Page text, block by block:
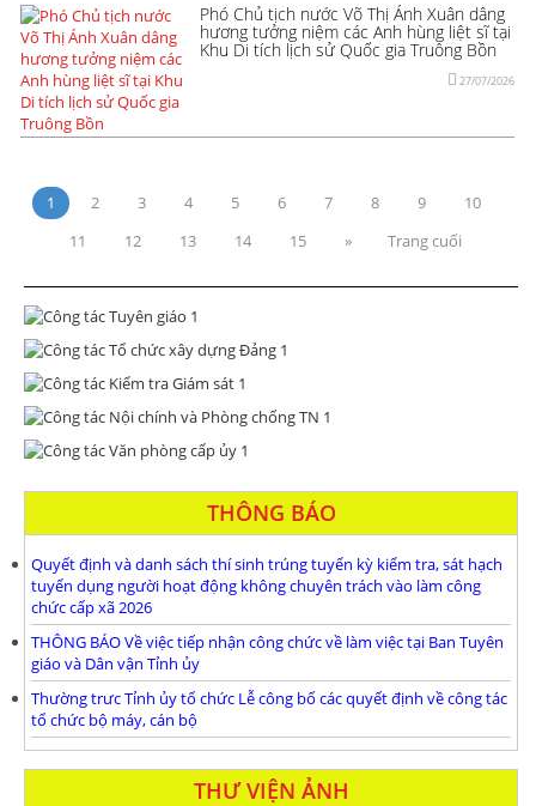
Phó Chủ tịch nước Võ Thị Ánh Xuân dâng
hương tưởng niệm các Anh hùng liệt sĩ tại
Khu Di tích lịch sử Quốc gia Truông Bồn
27/07/2026
1 2 3 4 5 6 7 8 9
10
11
12 13 14 15 » Trang cuối
THÔNG BÁO
Quyết định và danh sách thí sinh trúng tuyển kỳ kiểm tra, sát hạch
tuyển dụng người hoạt động không chuyên trách vào làm công
chức cấp xã 2026
THÔNG BÁO Về việc tiếp nhận công chức về làm việc tại Ban Tuyên
giáo và Dân vận Tỉnh ủy
Thường trưc Tỉnh ủy tổ chức Lễ công bố các quyết định về công tác
tổ chức bộ máy, cán bộ
THƯ VIỆN ẢNH